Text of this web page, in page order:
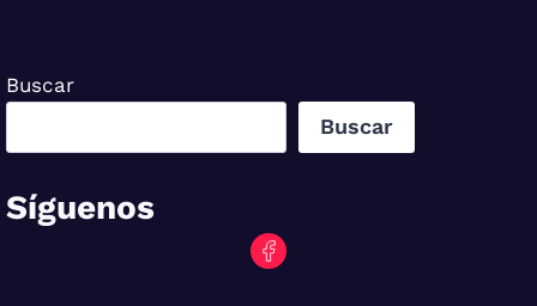
Buscar
Buscar
Síguenos